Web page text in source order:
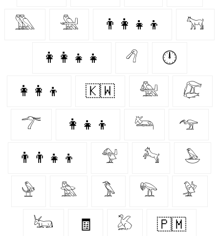
𓅔 𓅖 👨‍👩‍👧‍👦 𓃙
👩‍👩‍👧‍👧 𓆁 🕛
👩‍👩‍👦 🇰🇼 𓅕 𓅻
𓆀 👩‍👧‍👦 𓃛 𓅠
👨‍👨‍👧‍👦 𓅵 𓃚 𓅅
𓅈 𓅗 𓅣 𓅟 𓅶
𓃜 🧾 𓅷 🇵🇲